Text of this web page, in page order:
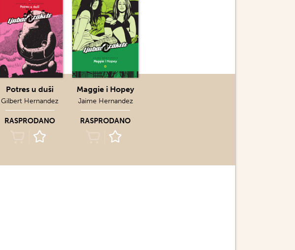
Potres u duši
Gilbert Hernandez
RASPRODANO
Maggie i Hopey
Jaime Hernandez
RASPRODANO